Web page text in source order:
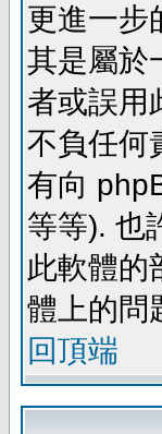
更進一步
其是屬於
者或誤用
不負任何
有向
等等). 也
此軟體的
體上的問
回頂端